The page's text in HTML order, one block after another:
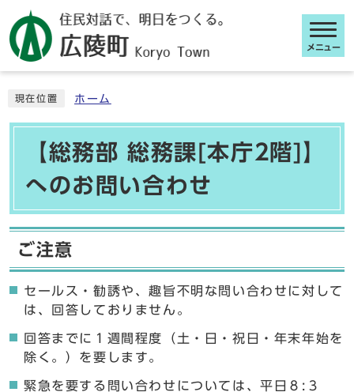
メニュー
現在位置 ホーム
【総務部 総務課[本庁2階]】
へのお問い合わせ
ご注意
セールス・勧誘や、趣旨不明な問い合わせに対して
は、回答しておりません。
回答までに１週間程度（土・日・祝日・年末年始を
除く。）を要します。
緊急を要する問い合わせについては、平日８:３